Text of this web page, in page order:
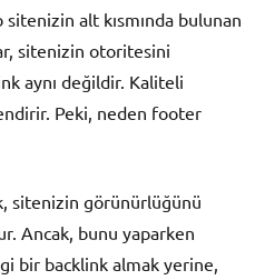
alt kısmında bulunan
sitenizin otoritesini
aynı değildir. Kaliteli
Peki, neden footer
sitenizin görünürlüğünü
Ancak, bunu yaparken
bir backlink almak yerine,